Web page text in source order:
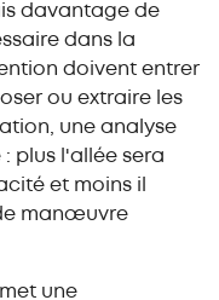
davantage de
dans la
doivent entrer
ou extraire les
une analyse
plus l'allée sera
et moins il
manœuvre
une